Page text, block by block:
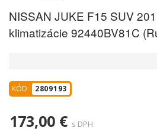
NISSAN JUKE F15 SUV
klimatizácie 92440BV81C
KÓD: 2809193
173,00 € s DPH